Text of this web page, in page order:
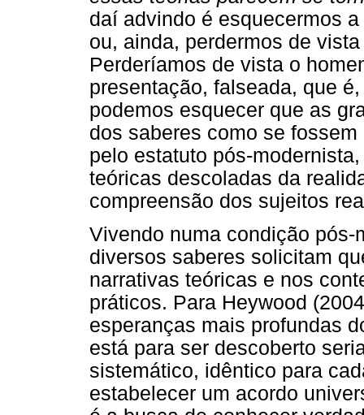
daí advindo é esquecermos
ou, ainda, perdermos de
Perderíamos de vista o
presentação, falseada, que
podemos esquecer que as
dos saberes como se
pelo estatuto pós-
teóricas descoladas da
compreensão dos sujeitos
Vivendo numa condição
diversos saberes solicitam
narrativas teóricas e nos
práticos. Para Heywood
esperanças mais profundas
está para ser descoberto
sistemático, idêntico para
estabelecer um acordo